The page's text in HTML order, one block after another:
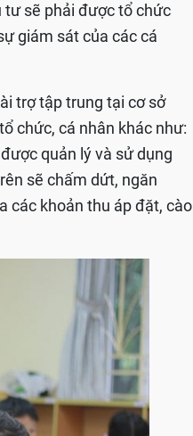
tư sẽ phải được tổ chức
giám sát của các cá
trợ tập trung tại cơ sở
chức, cá nhân khác như:
quản lý và sử dụng
sẽ chấm dứt, ngăn
các khoản thu áp đặt, cào